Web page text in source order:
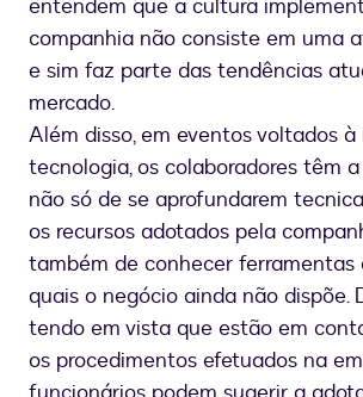
entendem que a cultura
companhia não consiste em uma
e sim faz parte das tendências
mercado.
Além disso, em eventos voltados
tecnologia, os colaboradores têm
não só de se aprofundarem
os recursos adotados pela
também de conhecer ferramentas
quais o negócio ainda não dispõe.
tendo em vista que estão em
os procedimentos efetuados na